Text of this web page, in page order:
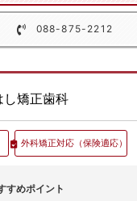
088-875-2212
し矯正歯科
外科矯正対応（保険適応）
すめポイント